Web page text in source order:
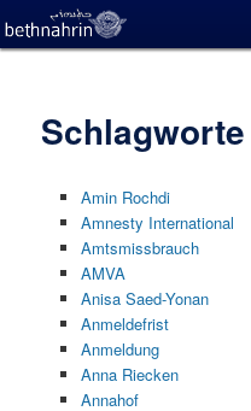
Schlagworte
Amin Rochdi
Amnesty International
Amtsmissbrauch
AMVA
Anisa Saed-Yonan
Anmeldefrist
Anmeldung
Anna Riecken
Annahof